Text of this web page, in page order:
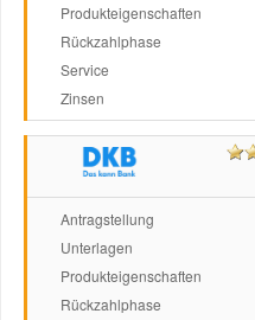
Produkteigenschaften
Rückzahlphase
Service
Zinsen
Antragstellung
Unterlagen
Produkteigenschaften
Rückzahlphase